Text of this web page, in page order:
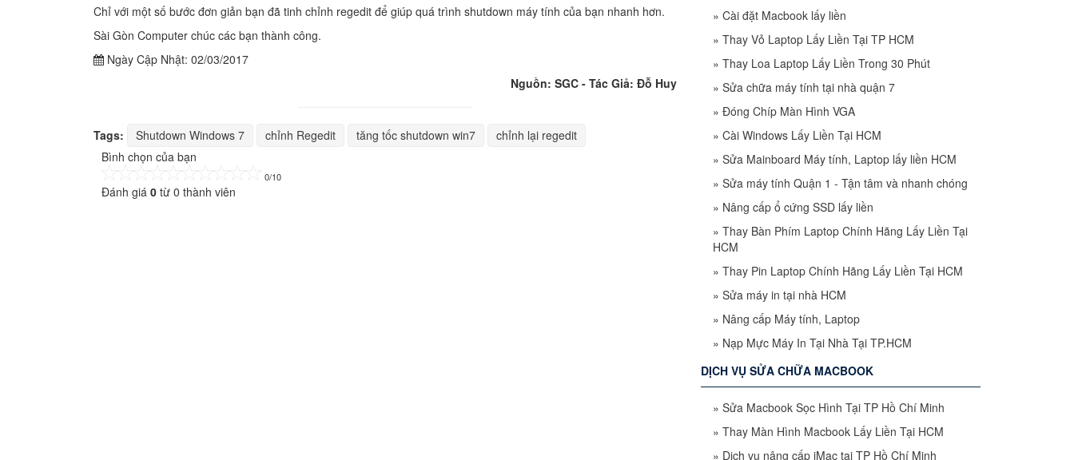
Chỉ với một số bước đơn giản bạn đã tinh chỉnh regedit để giúp quá trình shutdown máy tính của bạn nhanh hơn.
Sài Gòn Computer chúc các bạn thành công.
Ngày Cập Nhật: 02/03/2017
Nguồn: SGC - Tác Giả: Đỗ Huy
Tags: Shutdown Windows 7 chỉnh Regedit tăng tốc shutdown win7
chỉnh lại regedit
Bình chọn của bạn
0/10
Đánh giá 0 từ 0 thành viên
» Cài đặt Macbook lấy liền
» Thay Vỏ Laptop Lấy Liền Tại TP HCM
» Thay Loa Laptop Lấy Liền Trong 30 Phút
» Sửa chữa máy tính tại nhà quận 7
» Đóng Chíp Màn Hình VGA
» Cài Windows Lấy Liền Tại HCM
» Sửa Mainboard Máy tính, Laptop lấy liền HCM
» Sửa máy tính Quận 1 - Tận tâm và nhanh chóng
» Nâng cấp ổ cứng SSD lấy liền
» Thay Bàn Phím Laptop Chính Hãng Lấy Liền Tại
HCM
» Thay Pin Laptop Chính Hãng Lấy Liền Tại HCM
» Sửa máy in tại nhà HCM
» Nâng cấp Máy tính, Laptop
» Nạp Mực Máy In Tại Nhà Tại TP.HCM
DỊCH VỤ SỬA CHỮA MACBOOK
» Sửa Macbook Sọc Hình Tại TP Hồ Chí Minh
» Thay Màn Hình Macbook Lấy Liền Tại HCM
» Dịch vụ nâng cấp iMac tại TP Hồ Chí Minh